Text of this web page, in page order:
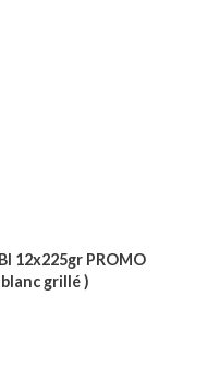
12x225gr PROMO
grillé )